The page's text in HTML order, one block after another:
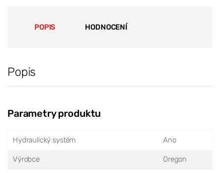
POPIS HODNOCENÍ
Popis
Parametry produktu
Hydraulický systém Ano
Výrobce Oregon